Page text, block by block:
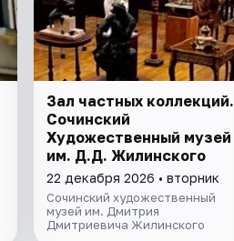
Зал частных коллекций.
Сочинский
Художественный музей
им. Д.Д. Жилинского
22 декабря 2026 • вторник
Сочинский художественный
музей им. Дмитрия
Дмитриевича Жилинского